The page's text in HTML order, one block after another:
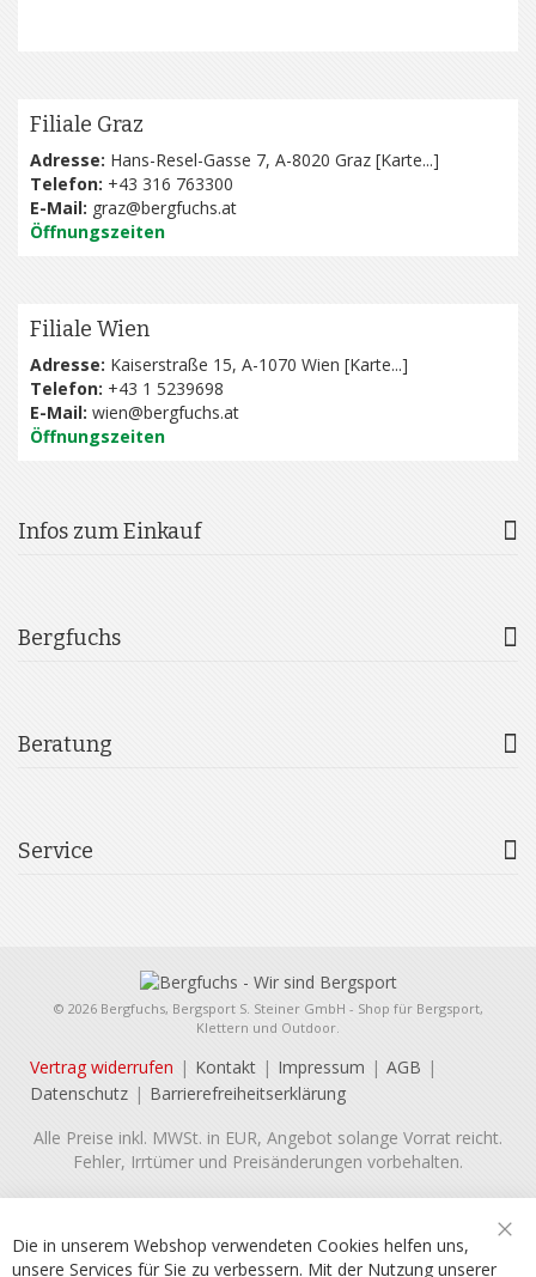
Filiale Graz
Adresse: Hans-Resel-Gasse 7, A-8020 Graz [Karte...]
Telefon: +43 316 763300
E-Mail: graz@bergfuchs.at
Öffnungszeiten
Filiale Wien
Adresse: Kaiserstraße 15, A-1070 Wien [Karte...]
Telefon: +43 1 5239698
E-Mail: wien@bergfuchs.at
Öffnungszeiten
Infos zum Einkauf
Bergfuchs
Beratung
Service
© 2026 Bergfuchs, Bergsport S. Steiner GmbH - Shop für Bergsport,
Klettern und Outdoor.
Vertrag widerrufen Kontakt Impressum
AGB
Datenschutz
Barrierefreiheitserklärung
Alle Preise inkl. MWSt. in EUR, Angebot solange Vorrat reicht.
Fehler, Irrtümer und Preisänderungen vorbehalten.
Die in unserem Webshop verwendeten Cookies helfen uns,
unsere Services für Sie zu verbessern. Mit der Nutzung unserer